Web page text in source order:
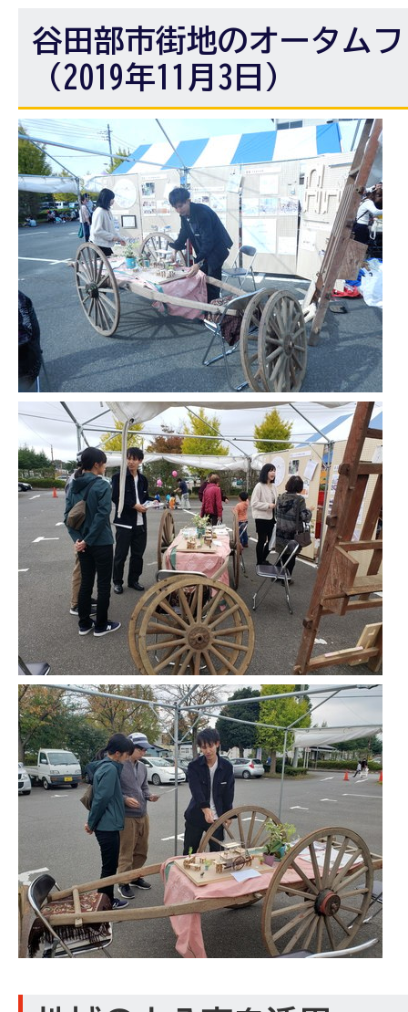
谷田部市街地のオータム
（2019年11月3日）